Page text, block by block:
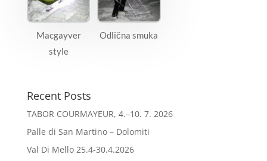
Macgayver
style
Odlična smuka
Recent Posts
TABOR COURMAYEUR, 4.–10. 7. 2026
Palle di San Martino – Dolomiti
Val Di Mello 25.4-30.4.2026